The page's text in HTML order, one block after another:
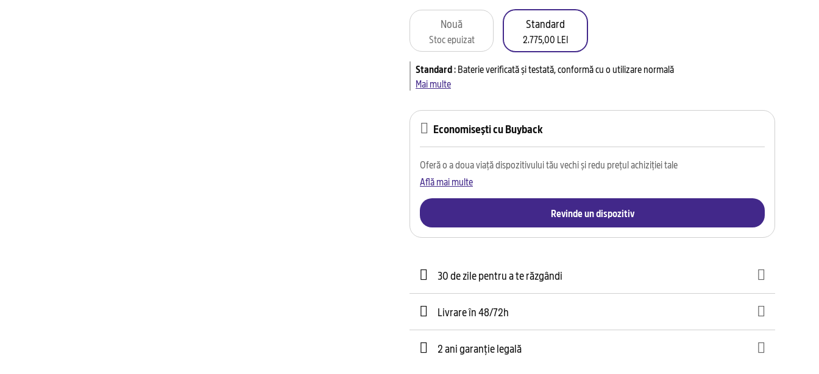
Nouă
Stoc epuizat
Standard
2.775,00 LEI
Standard:Baterie verificată și testată, conformă cu o utilizare normală
Mai multe
Economisești cu Buyback
Oferă o a doua viață dispozitivului tău vechi și redu prețul achiziției tale
Află mai multe
Revinde un dispozitiv
30 de zile pentru a te răzgândi
Livrare în 48/72h
2 ani garanție legală